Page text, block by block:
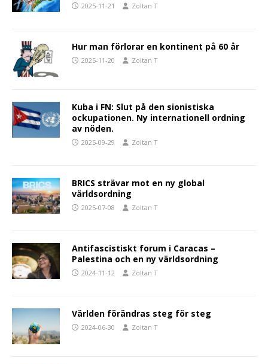
2025-11-21 Zoltan T
Hur man förlorar en kontinent på 60 år
2025-11-20 Zoltan T
Kuba i FN: Slut på den sionistiska
ockupationen. Ny internationell ordning
av nöden.
2025-09-29 Zoltan T
BRICS strävar mot en ny global
världsordning
2025-07-08 Zoltan T
Antifascistiskt forum i Caracas –
Palestina och en ny världsordning
2024-11-12 Zoltan T
Världen förändras steg för steg
2024-06-30 Zoltan T